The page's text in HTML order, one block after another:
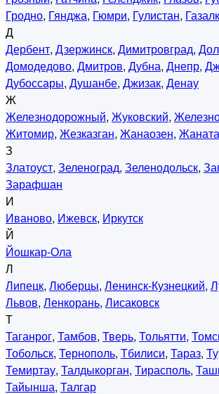
Гродно, Гянджа, Гюмри, Гулистан,
Д
Дербент, Дзержинск, Димитровград,
Домодедово, Дмитров, Дубна, Днепр,
Дубоссары, Душанбе, Джизак, Денау
Ж
Железнодорожный, Жуковский,
Житомир, Жезказган, Жанаозен,
З
Златоуст, Зеленоград, Зеленодольск,
Зарафшан
И
Иваново, Ижевск, Иркутск
Й
Йошкар-Ола
Л
Липецк, Люберцы, Ленинск-Кузнецкий,
Львов, Ленкорань, Лисаковск
Т
Таганрог, Тамбов, Тверь, Тольятти,
Тобольск, Тернополь, Тбилиси, Тараз,
Темиртау, Талдыкорган, Тирасполь,
Тайынша, Талгар